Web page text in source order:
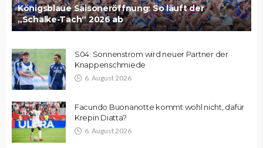
Königsblaue Saisoneröffnung: So läuft der
„Schalke-Tach“ 2026 ab
S04: Sonnenstrom wird neuer Partner der
Knappenschmiede
6. August 2026
Facundo Buonanotte kommt wohl nicht, dafür
Krepin Diatta?
6. August 2026